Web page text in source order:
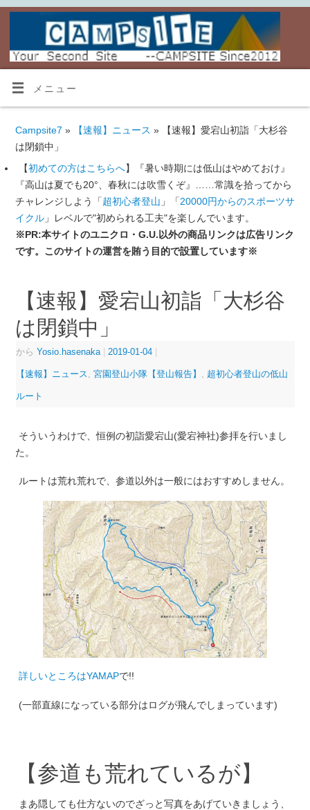
メニュー
Campsite7 » 【速報】ニュース » 【速報】愛宕山初詣「大杉谷
は閉鎖中」
【初めての方はこちらへ】『暑い時期には低山はやめておけ』
『高山は夏でも20°、春秋には吹雪くぞ』……常識を拾ってから
チャレンジしよう「超初心者登山 」「20000円からのスポーツサ
イクル」レベルで"初められる工夫"を楽しんでいます。
※PR:本サイトのユニクロ・G.U.以外の商品リンクは広告リンク
です。このサイトの運営を賄う目的で設置しています※
【速報】愛宕山初詣「大杉谷
は閉鎖中」
から Yosio.hasenaka 2019-01-04
【速報】ニュース 宮園登山小隊【登山報告】 超初心者登山の低山
ルート
そういうわけで、恒例の初詣愛宕山(愛宕神社)参拝を行いまし
た。
ルートは荒れ荒れで、参道以外は一般にはおすすめしません。
詳しいところはYAMAPで!!
(一部直線になっている部分はログが飛んでしまっています)
【参道も荒れているが】
まあ隠しても仕方ないのでざっと写真をあげていきましょう、